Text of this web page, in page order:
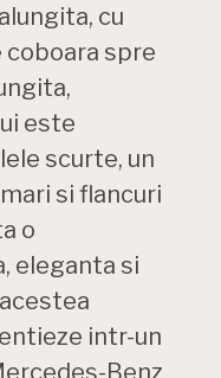
cu
coboara spre
este
scurte, un
si flancuri
o
eleganta si
intr-un
Benz